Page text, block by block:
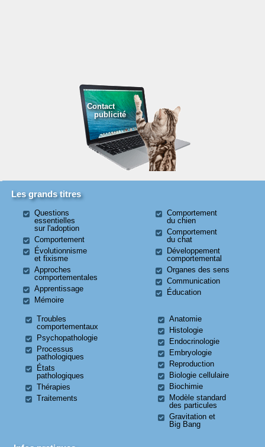
Contact
publicité
Les grands titres
Questions
essentielles
sur l'adoption
Comportement
Évolutionnisme
et fixisme
Approches
comportementales
Apprentissage
Mémoire
Comportement
du chien
Comportement
du chat
Développement
comportemental
Organes des sens
Communication
Éducation
Troubles
comportementaux
Psychopathologie
Processus
pathologiques
États
pathologiques
Thérapies
Traitements
Anatomie
Histologie
Endocrinologie
Embryologie
Reproduction
Biologie cellulaire
Biochimie
Modèle standard
des particules
Gravitation et
Big Bang